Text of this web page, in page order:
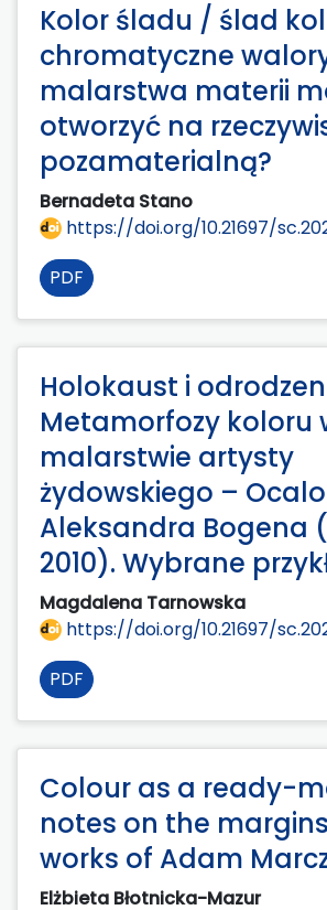
Kolor śladu / ślad
chromatyczne
malarstwa materii
otworzyć na
pozamaterialną?
Bernadeta Stano
https://doi.org/10.21697/
PDF
Holokaust i
Metamorfozy koloru
malarstwie artysty
żydowskiego –
Aleksandra Bogena
2010). Wybrane
Magdalena Tarnowska
https://doi.org/10.21697/
PDF
Colour as a ready-
notes on the
works of Adam
Elżbieta Błotnicka-Mazur